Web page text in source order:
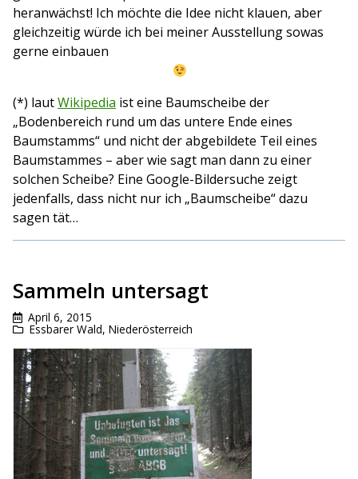
heranwächst! Ich möchte die Idee nicht klauen, aber
gleichzeitig würde ich bei meiner Ausstellung sowas
gerne einbauen
(*) lautWikipedia ist eine Baumscheibe der
„Bodenbereich rund um das untere Ende eines
Baumstamms“ und nicht der abgebildete Teil eines
Baumstammes – aber wie sagt man dann zu einer
solchen Scheibe? Eine Google-Bildersuche zeigt
jedenfalls, dass nicht nur ich „Baumscheibe“ dazu
sagen tät…
Sammeln untersagt
April 6, 2015
Essbarer Wald, Niederösterreich